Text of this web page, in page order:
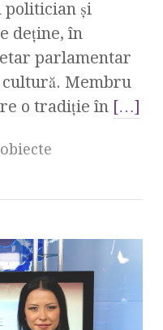
politician şi
deţine, în
parlamentar
Membru
o tradiţie în […]